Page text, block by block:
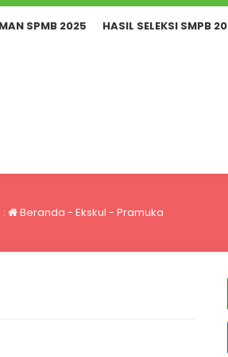
SPMB 2025 HASIL SELEKSI SMPB
Beranda - Ekskul - Pramuka